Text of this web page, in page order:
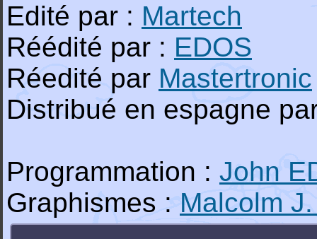
Edité par : Martech
Réédité par : EDOS
Réedité par Mastertronic
Distribué en espagne
Programmation : John
Graphismes : Malcolm